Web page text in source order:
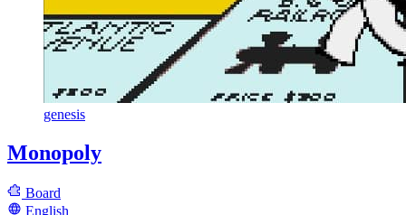
genesis
Monopoly
Board
English